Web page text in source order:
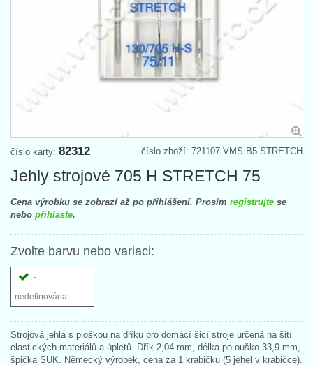
číslo zboží: 721107 VMS B5 STRETCH
číslo karty: 82312
Jehly strojové 705 H STRETCH 75
Cena výrobku se zobrazí až po přihlášení. Prosím registrujte se
nebo přihlaste.
Zvolte barvu nebo variaci:
-
nedefinována
Strojová jehla s ploškou na dříku pro domácí šicí stroje určená na šití
elastických materiálů a úpletů. Dřík 2,04 mm, délka po ouško 33,9 mm,
špička SUK. Německý výrobek, cena za 1 krabičku (5 jehel v krabičce).